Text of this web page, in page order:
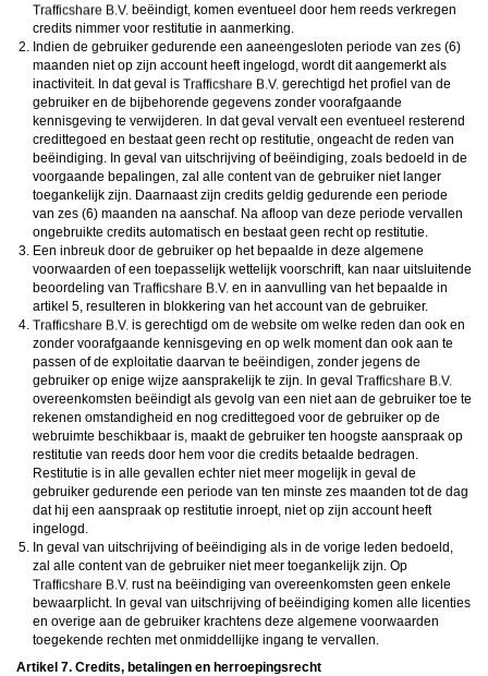
beëindigt, komen eventueel door hem reeds verkregen
credits nimmer voor restitutie in aanmerking.
Indien de gebruiker gedurende een aaneengesloten periode van zes (6)
maanden niet op zijn account heeft ingelogd, wordt dit aangemerkt als
inactiviteit. In dat geval is
gerechtigd het profiel van de
gebruiker en de bijbehorende gegevens zonder voorafgaande
kennisgeving te verwijderen. In dat geval vervalt een eventueel resterend
credittegoed en bestaat geen recht op restitutie, ongeacht de reden van
beëindiging. In geval van uitschrijving of beëindiging, zoals bedoeld in de
voorgaande bepalingen, zal alle content van de gebruiker niet langer
toegankelijk zijn. Daarnaast zijn credits geldig gedurende een periode
van zes (6) maanden na aanschaf. Na afloop van deze periode vervallen
ongebruikte credits automatisch en bestaat geen recht op restitutie.
Een inbreuk door de gebruiker op het bepaalde in deze algemene
voorwaarden of een toepasselijk wettelijk voorschrift, kan naar uitsluitende
beoordeling van
en in aanvulling van het bepaalde in
artikel 5, resulteren in blokkering van het account van de gebruiker.
is gerechtigd om de website om welke reden dan ook en
zonder voorafgaande kennisgeving en op welk moment dan ook aan te
passen of de exploitatie daarvan te beëindigen, zonder jegens de
gebruiker op enige wijze aansprakelijk te zijn. In geval
overeenkomsten beëindigt als gevolg van een niet aan de gebruiker toe te
rekenen omstandigheid en nog credittegoed voor de gebruiker op de
webruimte beschikbaar is, maakt de gebruiker ten hoogste aanspraak op
restitutie van reeds door hem voor die credits betaalde bedragen.
Restitutie is in alle gevallen echter niet meer mogelijk in geval de
gebruiker gedurende een periode van ten minste zes maanden tot de dag
dat hij een aanspraak op restitutie inroept, niet op zijn account heeft
ingelogd.
In geval van uitschrijving of beëindiging als in de vorige leden bedoeld,
zal alle content van de gebruiker niet meer toegankelijk zijn. Op
rust na beëindiging van overeenkomsten geen enkele
bewaarplicht. In geval van uitschrijving of beëindiging komen alle licenties
en overige aan de gebruiker krachtens deze algemene voorwaarden
toegekende rechten met onmiddellijke ingang te vervallen.
Artikel 7. Credits, betalingen en herroepingsrecht